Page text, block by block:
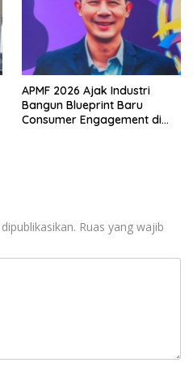
APMF 2026 Ajak Industri
Bangun Blueprint Baru
Consumer Engagement di
Ruas yang wajib